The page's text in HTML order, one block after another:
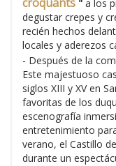
" a los
degustar crepes y
recién hechos
locales y aderezos
- Después de la
Este majestuoso
siglos XIII y XV en
favoritas de los
escenografía
entretenimiento
verano, el Castillo
durante un